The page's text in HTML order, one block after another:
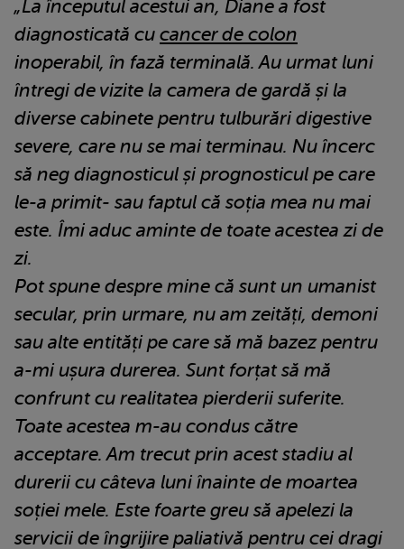
„La începutul acestui an, Diane a fost
diagnosticată cu cancer de colon
inoperabil, în fază terminală. Au urmat luni
întregi de vizite la camera de gardă și la
diverse cabinete pentru tulburări digestive
severe, care nu se mai terminau. Nu încerc
să neg diagnosticul și prognosticul pe care
le-a primit- sau faptul că soția mea nu mai
este. Îmi aduc aminte de toate acestea zi de
zi.
Pot spune despre mine că sunt un umanist
secular, prin urmare, nu am zeități, demoni
sau alte entități pe care să mă bazez pentru
a-mi ușura durerea. Sunt forțat să mă
confrunt cu realitatea pierderii suferite.
Toate acestea m-au condus către
acceptare. Am trecut prin acest stadiu al
durerii cu câteva luni înainte de moartea
soției mele. Este foarte greu să apelezi la
servicii de îngrijire paliativă pentru cei dragi